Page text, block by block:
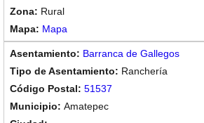
Rural
Mapa
Barranca de Gallegos
Ranchería
51537
Amatepec